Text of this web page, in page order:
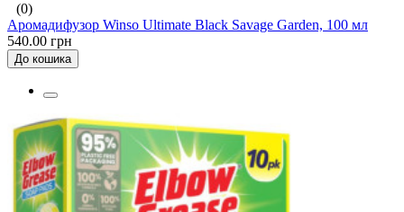
(0)
Аромадифузор Winso Ultimate Black Savage Garden, 100 мл
540.00 грн
До кошика